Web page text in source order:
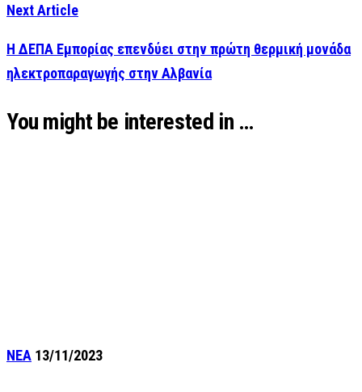
Next Article
Η ΔΕΠΑ Εμπορίας επενδύει στην πρώτη θερμική μονάδα
ηλεκτροπαραγωγής στην Αλβανία
You might be interested in …
ΝΕΑ 13/11/2023